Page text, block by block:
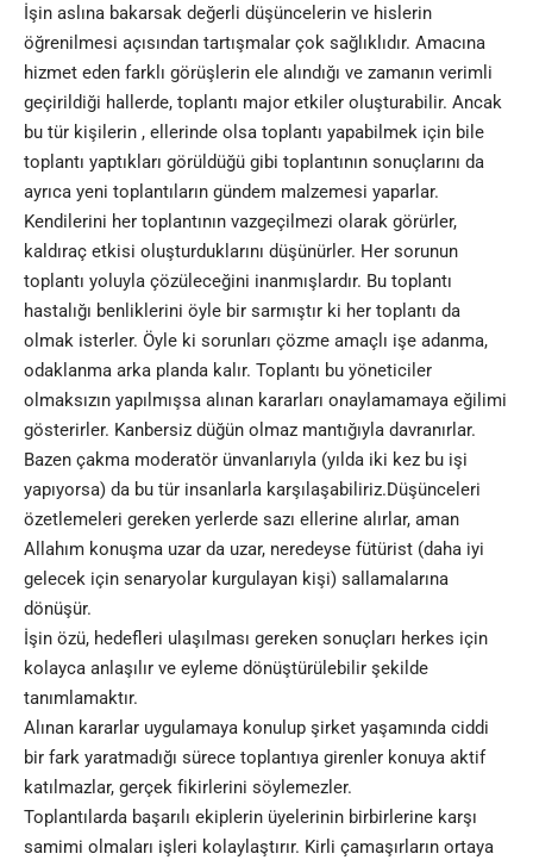
İşin aslına bakarsak değerli düşüncelerin ve hislerin
öğrenilmesi açısından tartışmalar çok sağlıklıdır. Amacına
hizmet eden farklı görüşlerin ele alındığı ve zamanın verimli
geçirildiği hallerde, toplantı major etkiler oluşturabilir. Ancak
bu tür kişilerin , ellerinde olsa toplantı yapabilmek için bile
toplantı yaptıkları görüldüğü gibi toplantının sonuçlarını da
ayrıca yeni toplantıların gündem malzemesi yaparlar.
Kendilerini her toplantının vazgeçilmezi olarak görürler,
kaldıraç etkisi oluşturduklarını düşünürler. Her sorunun
toplantı yoluyla çözüleceğini inanmışlardır. Bu toplantı
hastalığı benliklerini öyle bir sarmıştır ki her toplantı da
olmak isterler. Öyle ki sorunları çözme amaçlı işe adanma,
odaklanma arka planda kalır. Toplantı bu yöneticiler
olmaksızın yapılmışsa alınan kararları onaylamamaya eğilimi
gösterirler. Kanbersiz düğün olmaz mantığıyla davranırlar.
Bazen çakma moderatör ünvanlarıyla (yılda iki kez bu işi
yapıyorsa) da bu tür insanlarla karşılaşabiliriz.Düşünceleri
özetlemeleri gereken yerlerde sazı ellerine alırlar, aman
Allahım konuşma uzar da uzar, neredeyse fütürist (daha iyi
gelecek için senaryolar kurgulayan kişi) sallamalarına
dönüşür.
İşin özü, hedefleri ulaşılması gereken sonuçları herkes için
kolayca anlaşılır ve eyleme dönüştürülebilir şekilde
tanımlamaktır.
Alınan kararlar uygulamaya konulup şirket yaşamında ciddi
bir fark yaratmadığı sürece toplantıya girenler konuya aktif
katılmazlar, gerçek fikirlerini söylemezler.
Toplantılarda başarılı ekiplerin üyelerinin birbirlerine karşı
samimi olmaları işleri kolaylaştırır. Kirli çamaşırların ortaya